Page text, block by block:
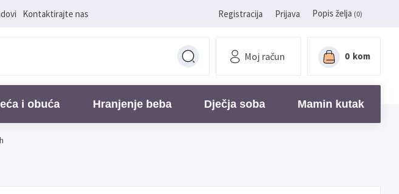
Kontaktirajte nas Registracija Prijava Popis želja (0)
Moj račun 0 kom
i obuća Hranjenje beba Dječja soba Mamin kutak